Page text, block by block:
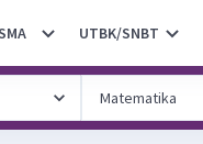
UTBK/SNBT